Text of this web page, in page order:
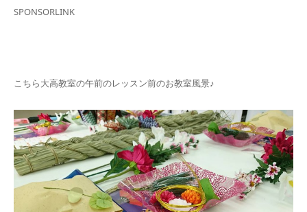
SPONSORLINK
こちら大高教室の午前のレッスン前のお教室風景♪